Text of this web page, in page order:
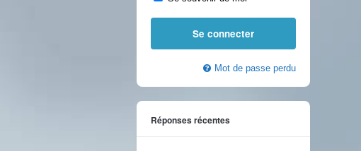
Mot de passe perdu
Réponses récentes